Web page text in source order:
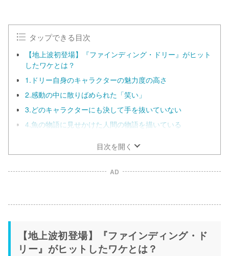
タップできる目次
【地上波初登場】『ファインディング・ドリー』がヒット
したワケとは？
1.ドリー自身のキャラクターの魅力度の高さ
2.感動の中に散りばめられた「笑い」
3.どのキャラクターにも決して手を抜いていない
4.魚の物語に見せかけた人間の物語を描いている
目次を開く
AD
【地上波初登場】『ファインディング・ド
リー』がヒットしたワケとは？